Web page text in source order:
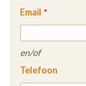
Email
en/of
Telefoon